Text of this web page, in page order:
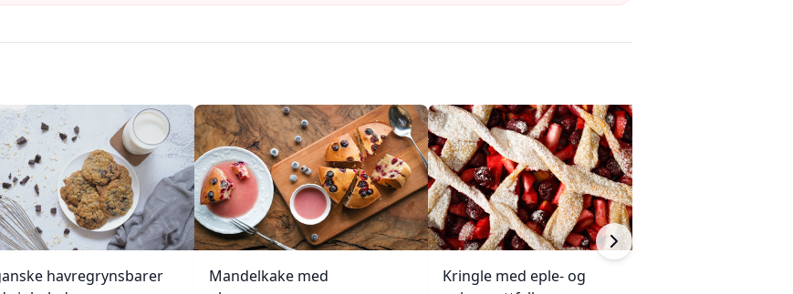
havregrynsbarer
Mandelkake med
Kringle med eple- og